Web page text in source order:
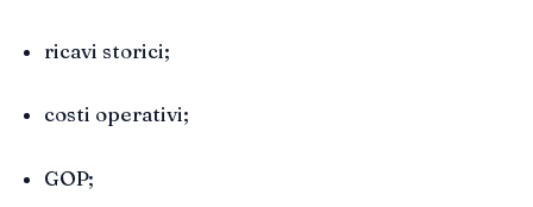
ricavi storici;
costi operativi;
GOP;